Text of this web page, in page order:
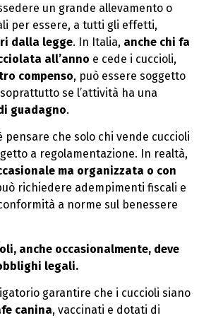
un grande allevamento o
per essere, a tutti gli effetti,
dalla legge. In Italia, anche chi fa
all’anno e cede i cuccioli,
compenso, può essere soggetto
se l’attività ha una
guadagno.
pensare che solo chi vende cuccioli
a regolamentazione. In realtà,
ma organizzata o con
richiedere adempimenti fiscali e
a norme sul benessere
anche occasionalmente, deve
legali.
garantire che i cuccioli siano
canina, vaccinati e dotati di